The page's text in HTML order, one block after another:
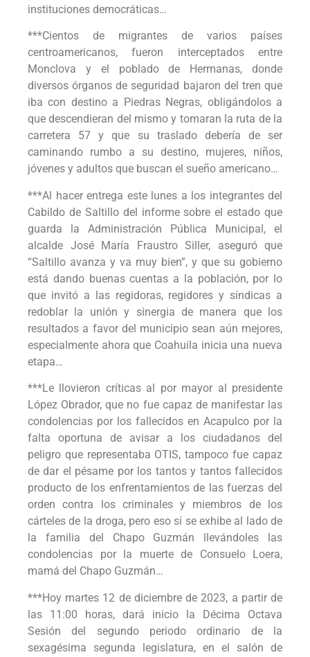
instituciones democráticas…
***Cientos de migrantes de varios países
centroamericanos, fueron interceptados entre
Monclova y el poblado de Hermanas, donde
diversos órganos de seguridad bajaron del tren que
iba con destino a Piedras Negras, obligándolos a
que descendieran del mismo y tomaran la ruta de la
carretera 57 y que su traslado debería de ser
caminando rumbo a su destino, mujeres, niños,
jóvenes y adultos que buscan el sueño americano…
***Al hacer entrega este lunes a los integrantes del
Cabildo de Saltillo del informe sobre el estado que
guarda la Administración Pública Municipal, el
alcalde José María Fraustro Siller, aseguró que
“Saltillo avanza y va muy bien”, y que su gobierno
está dando buenas cuentas a la población, por lo
que invitó a las regidoras, regidores y síndicas a
redoblar la unión y sinergia de manera que los
resultados a favor del municipio sean aún mejores,
especialmente ahora que Coahuila inicia una nueva
etapa…
***Le llovieron críticas al por mayor al presidente
López Obrador, que no fue capaz de manifestar las
condolencias por los fallecidos en Acapulco por la
falta oportuna de avisar a los ciudadanos del
peligro que representaba OTIS, tampoco fue capaz
de dar el pésame por los tantos y tantos fallecidos
producto de los enfrentamientos de las fuerzas del
orden contra los criminales y miembros de los
cárteles de la droga, pero eso sí se exhibe al lado de
la familia del Chapo Guzmán llevándoles las
condolencias por la muerte de Consuelo Loera,
mamá del Chapo Guzmán…
***Hoy martes 12 de diciembre de 2023, a partir de
las 11:00 horas, dará inicio la Décima Octava
Sesión del segundo periodo ordinario de la
sexagésima segunda legislatura, en el salón de